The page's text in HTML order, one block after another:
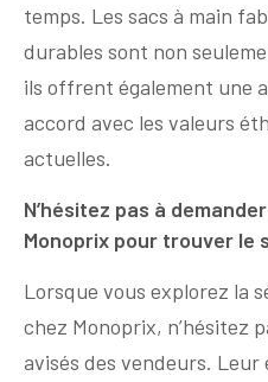
temps. Les sacs à main
durables sont non
ils offrent également une
accord avec les valeurs
actuelles.
N’hésitez pas à
Monoprix pour trouver le
Lorsque vous explorez la
chez Monoprix, n’hésitez
avisés des vendeurs.